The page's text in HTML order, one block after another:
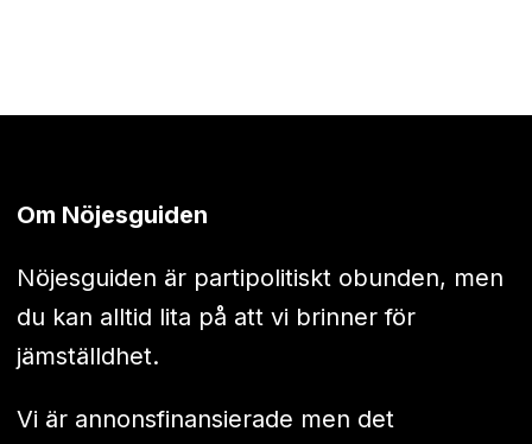
Om Nöjesguiden
Nöjesguiden är partipolitiskt obunden, men
du kan alltid lita på att vi brinner för
jämställdhet.
Vi är annonsfinansierade men det